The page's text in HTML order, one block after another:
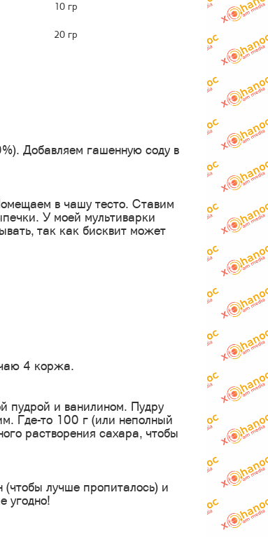
10 гр
20 гр
Добавляем гашенную соду в
в чашу тесто. Ставим
У моей мультиварки
так как бисквит может
4 коржа.
пудрой и ванилином. Пудру
Где-то 100 г (или неполный
растворения сахара, чтобы
лучше пропиталось) и
угодно!